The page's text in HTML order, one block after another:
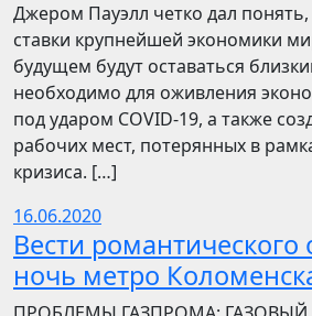
Джером Пауэлл четко дал
ставки крупнейшей экономики
будущем будут оставаться
необходимо для оживления
под ударом COVID-19, а также
рабочих мест, потерянных в
кризиса. […]
16.06.2020
Вести романтического
ночь метро